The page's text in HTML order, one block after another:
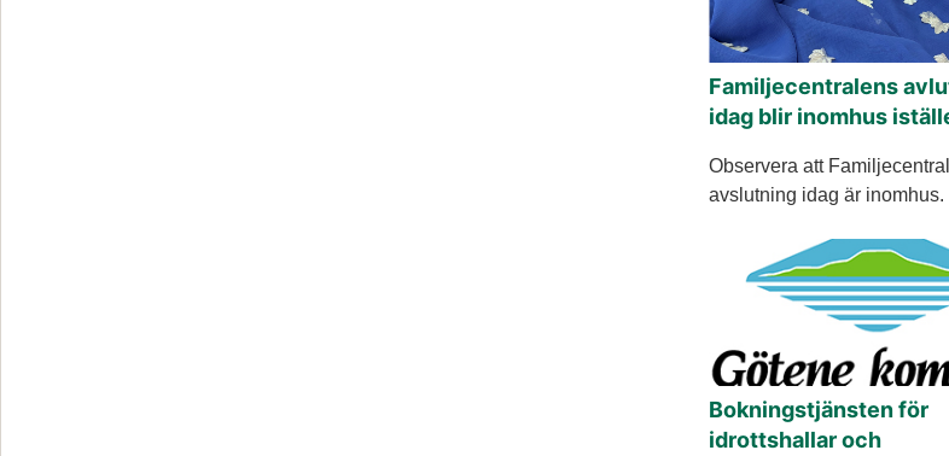
Familjecentralens
idag blir inomhus
Observera att
avslutning idag är inomhus.
Bokningstjänsten för
idrottshallar och